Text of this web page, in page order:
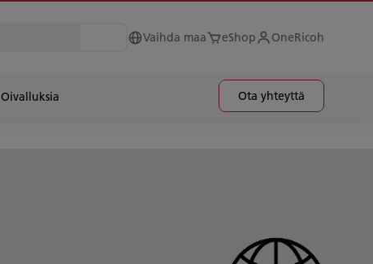
Vaihda maa eShop OneRicoh
Oivalluksia Ota yhteyttä